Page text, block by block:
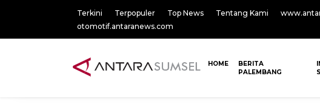
Terkini Terpopuler Top News Tentang Kami
otomotif.antaranews.com
HOME
BERITA
PALEMBANG